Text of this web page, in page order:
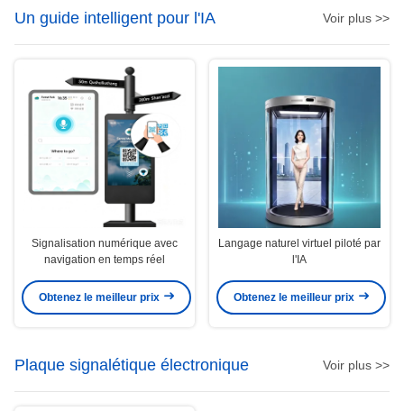
Un guide intelligent pour l'IA Voir plus >>
Signalisation numérique avec
navigation en temps réel
Obtenez le meilleur prix
Langage naturel virtuel piloté par
l'IA
Obtenez le meilleur prix
Plaque signalétique électronique Voir plus >>